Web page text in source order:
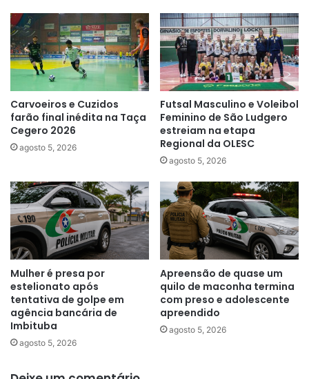
Carvoeiros e Cuzidos
farão final inédita na Taça
Cegero 2026
agosto 5, 2026
Futsal Masculino e Voleibol
Feminino de São Ludgero
estreiam na etapa
Regional da OLESC
agosto 5, 2026
Mulher é presa por
estelionato após
tentativa de golpe em
agência bancária de
Imbituba
agosto 5, 2026
Apreensão de quase um
quilo de maconha termina
com preso e adolescente
apreendido
agosto 5, 2026